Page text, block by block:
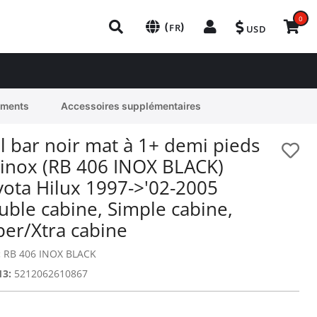
(FR) USD
0
Accessoires supplémentaires
bar noir mat à 1+ demi pieds
(RB 406 INOX BLACK)
Hilux 1997->'02-2005
cabine, Simple cabine,
Xtra cabine
RB 406 INOX BLACK
5212062610867